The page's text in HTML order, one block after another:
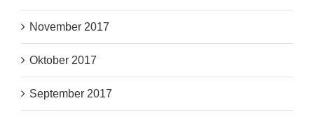
November 2017
Oktober 2017
September 2017